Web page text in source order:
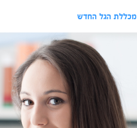
מכללת הגל החדש